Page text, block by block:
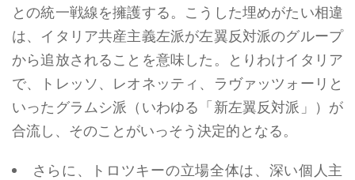
との統一戦線を擁護する。こうした埋めがたい相違
は、イタリア共産主義左派が左翼反対派のグループ
から追放されることを意味した。とりわけイタリア
で、トレッソ、レオネッティ、ラヴァッツォーリと
いったグラムシ派（いわゆる「新左翼反対派」）が
合流し、そのことがいっそう決定的となる。
さらに、トロツキーの立場全体は、深い個人主